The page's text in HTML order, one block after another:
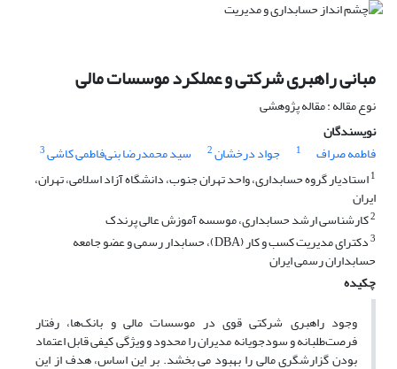
مبانی راهبری شرکتی و عملکرد موسسات مالی
نوع مقاله : مقاله پژوهشی
نویسندگان
فاطمه صراف
1 جواد درخشان2 سید محمدرضا بنی‌فاطمی کاشی3
1استادیار گروه حسابداری، واحد تهران جنوب، دانشگاه آزاد اسلامی، تهران،
ایران
2کارشناسی ارشد حسابداری، موسسه آموزش عالی پرندک
3 دکترای مدیریت کسب و کار (DBA)، حسابدار رسمی و عضو جامعه
حسابداران رسمی ایران
چکیده
وجود راهبری شرکتى قوى در موسسات مالی و بانک‌ها، رفتار
فرصت‌طلبانه و سودجویانه مدیران را محدود و ویژگی کیفی قابل اعتماد
بودن گزارشگری مالی را بهبود می بخشد. بر این اساس، هدف از این